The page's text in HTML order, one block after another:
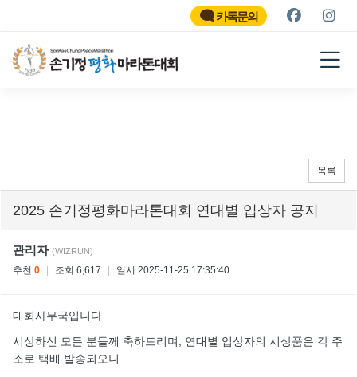
카톡문의
MARATHON
2026
목록
2025 손기정평화마라톤대회 연대별 입상자 공지
관리자 (WIZRUN)
추천 0 조회 6,617 일시 2025-11-25 17:35:40
대회사무국입니다
시상하신 모든 분들께 축하드리며, 연대별 입상자의 시상품은 각 주
소로 택배 발송되오니